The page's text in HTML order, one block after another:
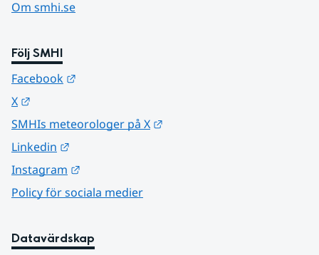
Om smhi.se
Följ SMHI
Facebook
X
SMHIs meteorologer på X
Linkedin
Instagram
Policy för sociala medier
Datavärdskap